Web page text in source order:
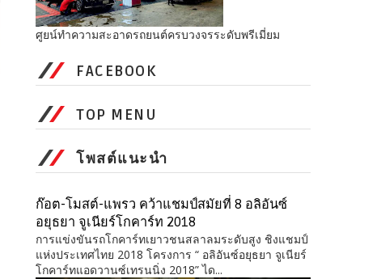
ศูยน์ทำความสะอาดรถยนต์ครบวงจรระดับพรีเมี่ยม
FACEBOOK
TOP MENU
โพสต์แนะนำ
ก๊อต-โมสต์-แพรว คว้าแชมป์สมัยที่ 8 อลิอันซ์
อยุธยา จูเนียร์โกคาร์ท 2018
การแข่งขันรถโกคาร์ทเยาวชนสลาลมระดับสูง ชิงแชมป์
แห่งประเทศไทย 2018 โครงการ “ อลิอันซ์อยุธยา จูเนียร์
โกคาร์ทแอดวานซ์เทรนนิ่ง 2018” ได...